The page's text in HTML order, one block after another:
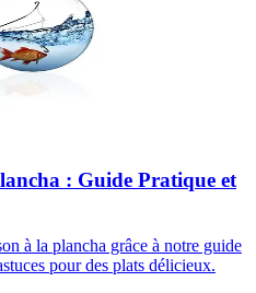
: Guide Pratique et
à la plancha grâce à notre guide
pour des plats délicieux.